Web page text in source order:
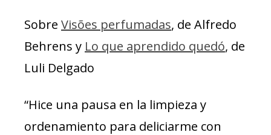
Sobre Visões perfumadas, de Alfredo
Behrens y Lo que aprendido quedó, de
Luli Delgado
“Hice una pausa en la limpieza y
ordenamiento para deliciarme con